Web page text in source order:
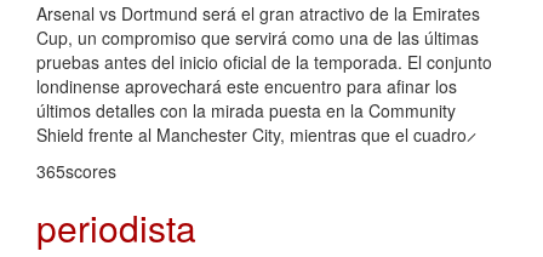
Arsenal vs Dortmund será el gran atractivo de la Emirates
Cup, un compromiso que servirá como una de las últimas
pruebas antes del inicio oficial de la temporada. El conjunto
londinense aprovechará este encuentro para afinar los
últimos detalles con la mirada puesta en la Community
Shield frente al Manchester City, mientras que el cuadro ̷
365scores
periodista